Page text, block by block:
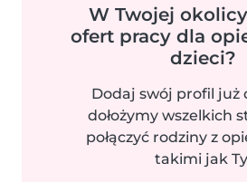
W Twojej
ofert pracy dla
dzieci?
Dodaj swój profil już
dołożymy wszelkich
połączyć rodziny z
takimi jak